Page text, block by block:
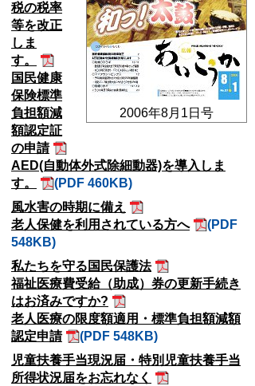
2006年8月1日号
税の税率
等を改正
しま
す。
国民健康
保険標準
負担額減
額認定証
の申請
AED(自動体外式除細動器)を導入しま
す。
(PDF 460KB)
風水害の時期に備え
老人保健を利用されている方へ
(PDF
548KB)
私たちを守る国民保護法
福祉医療費受給（助成）券の更新手続き
はお済みですか?
老人医療の限度額適用・標準負担額減額
認定申請
(PDF 548KB)
児童扶養手当現況届・特別児童扶養手当
所得状況届をお忘れなく